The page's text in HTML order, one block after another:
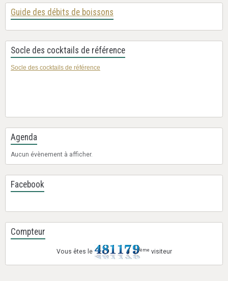
Guide des débits de boissons
Socle des cocktails de référence
Socle des cocktails de référence
Agenda
Aucun évènement à afficher.
Facebook
Compteur
Vous êtes le ème visiteur